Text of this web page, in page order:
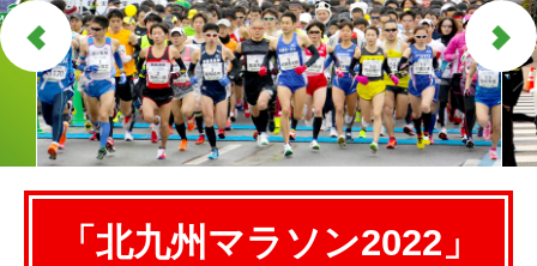
「北九州マラソン2022」